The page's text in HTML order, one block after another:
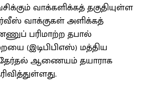
வாக்களிக்கத் தகுதியுள்ள
வாக்குகள் அளிக்கத்
பரிமாற்ற தபால்
(இடிபிபிஎஸ்) மத்திய
தேர்தல் ஆணையம் தயாராக